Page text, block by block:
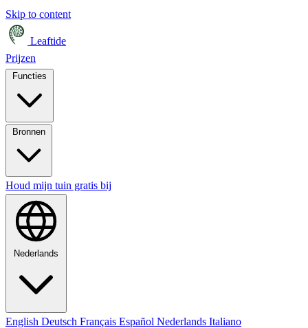
Skip to content
Leaftide
Prijzen
Houd mijn tuin gratis bij
Nederlands
English Deutsch Français Español Nederlands Italiano